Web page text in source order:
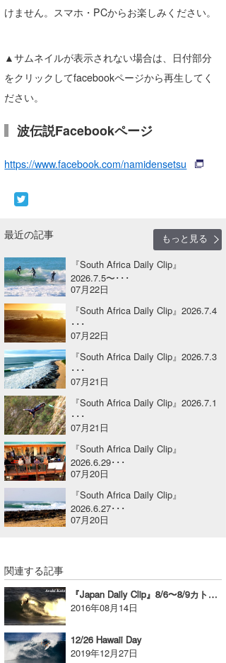
けません。スマホ・PCからお楽しみください。
▲サムネイルが表示されない場合は、日付部分
をクリックしてfacebookページから再生してく
ださい。
波伝説Facebookページ
https://www.facebook.com/namidensetsu
最近の記事
もっと見る
『South Africa Daily Clip』
2026.7.5〜･･･
07月22日
『South Africa Daily Clip』2026.7.4
･･･
07月22日
『South Africa Daily Clip』2026.7.3
･･･
07月21日
『South Africa Daily Clip』2026.7.1
･･･
07月21日
『South Africa Daily Clip』
2026.6.29･･･
07月20日
『South Africa Daily Clip』
2026.6.27･･･
07月20日
関連する記事
『Japan Daily Clip』8/6〜8/9カトウアラシ映像
2016年08月14日
12/26 Hawaii Day
2019年12月27日
沖縄
ライター/寄稿メディア
Core Surf Japan
Yoshiyuki Obata
arukasvision
DELTA FORCE SURF
CBA Films
熊谷素子
WAVAL
中浦“JET”章
嵯峨明日香
進士剛光
田原啓江
植村未来
NOBUFUKU
大野”MAR”修聖
喜納海人
☆加藤
+☆maki☆+
Aichan
chan-U
ECE
G◎Da
H
KID
KOBU
MIN
mitz
OYZ
S.K
波伝説